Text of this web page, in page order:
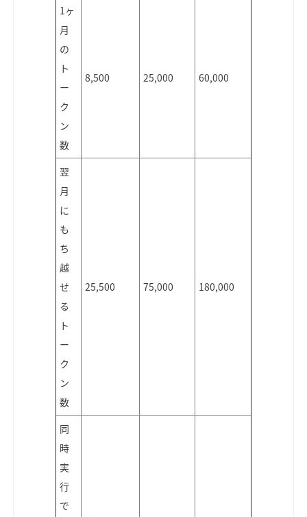
1ヶ
月
の
ト
ー
ク
ン
数
8,500 25,000 60,000
翌
月
に
も
ち
越
せ
る
ト
ー
ク
ン
数
25,500 75,000 180,000
同
時
実
行
で